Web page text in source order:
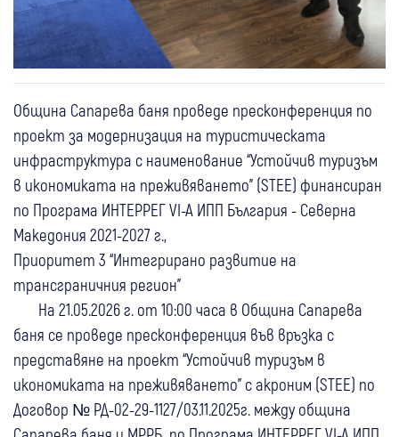
Община Сапарева баня проведе пресконференция по
проект за модернизация на туристическата
инфраструктура с наименование “Устойчив туризъм
в икономиката на преживяването" (STEE) финансиран
по Програма ИНТЕРРЕГ VІ-А ИПП България - Северна
Македония 2021-2027 г.,
Приоритет 3 “Интегрирано развитие на
трансграничния регион"
На 21.05.2026 г. от 10:00 часа в Община Сапарева
баня се проведе пресконференция във връзка с
представяне на проект “Устойчив туризъм в
икономиката на преживяването" с акроним (STEE) по
Договор № РД-02-29-1127/03.11.2025г. между община